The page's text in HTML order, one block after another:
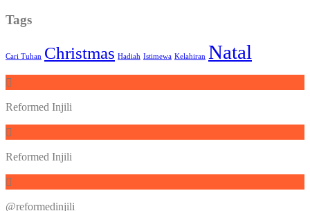
Tags
Cari Tuhan Christmas Hadiah Istimewa Kelahiran Natal
Reformed Injili
Reformed Injili
@reformedinjili